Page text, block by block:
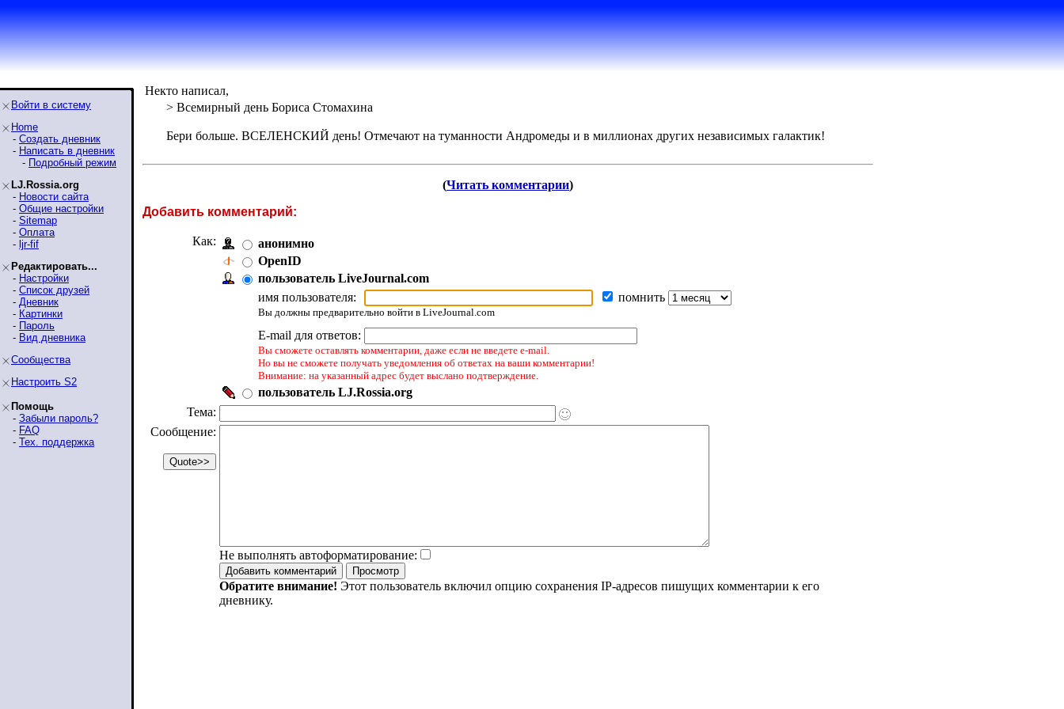
Войти в систему
Home
- Создать дневник
- Написать в дневник
- Подробный режим
LJ.Rossia.org
- Новости сайта
- Общие настройки
- Sitemap
- Оплата
- ljr-fif
Редактировать...
- Настройки
- Список друзей
- Дневник
- Картинки
- Пароль
- Вид дневника
Сообщества
Настроить S2
Помощь
- Забыли пароль?
- FAQ
- Тех. поддержка
Некто написал,
> Всемирный день Бориса Стомахина
Бери больше. ВСЕЛЕНСКИЙ день! Отмечают на туманности Андромеды и в миллионах других независимых галактик!
(Читать комментарии)
Добавить комментарий:
Как:
анонимно
OpenID
пользователь LiveJournal.com
имя пользователя:
помнить
Вы должны предварительно войти в LiveJournal.com
E-mail для ответов:
Вы сможете оставлять комментарии, даже если не введете e-mail.
Но вы не сможете получать уведомления об ответах на ваши комментарии!
Внимание: на указанный адрес будет выслано подтверждение.
пользователь LJ.Rossia.org
Тема:
Сообщение:
Не выполнять автоформатирование:
Обратите внимание! Этот пользователь включил опцию сохранения IP-адресов пишущих комментарии к его
дневнику.